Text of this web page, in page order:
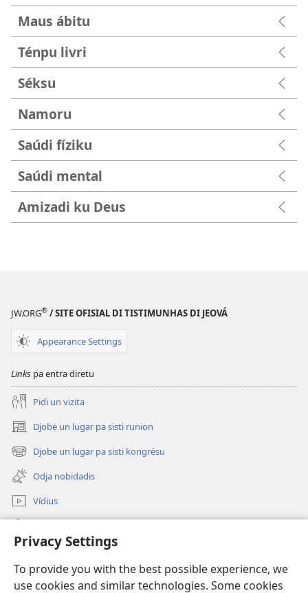
Privacy Settings
To provide you with the best possible experience, we
use cookies and similar technologies. Some cookies
Maus ábitu
Ténpu livri
Séksu
Namoru
Saúdi fíziku
Saúdi mental
Amizadi ku Deus
JW.ORG® / SITE OFISIAL DI TISTIMUNHAS DI JEOVÁ
Appearance Settings
Links pa entra diretu
Pidi un vizita
Djobe un lugar pa sisti runion
(abri
un
janéla
novu)
Djobe un lugar pa sisti kongrésu
(abri
un
janéla
novu)
Odja nobidadis
Vídius
(abri